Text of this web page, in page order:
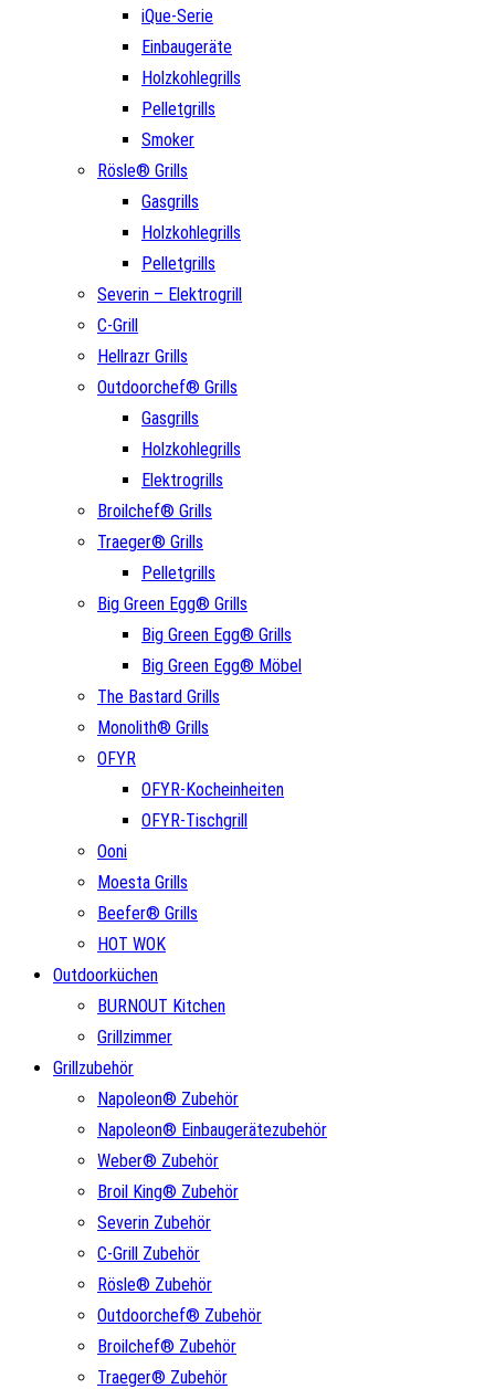
iQue-Serie
Einbaugeräte
Holzkohlegrills
Pelletgrills
Smoker
Rösle® Grills
Gasgrills
Holzkohlegrills
Pelletgrills
Severin – Elektrogrill
C-Grill
Hellrazr Grills
Outdoorchef® Grills
Gasgrills
Holzkohlegrills
Elektrogrills
Broilchef® Grills
Traeger® Grills
Pelletgrills
Big Green Egg® Grills
Big Green Egg® Grills
Big Green Egg® Möbel
The Bastard Grills
Monolith® Grills
OFYR
OFYR-Kocheinheiten
OFYR-Tischgrill
Ooni
Moesta Grills
Beefer® Grills
HOT WOK
Outdoorküchen
BURNOUT Kitchen
Grillzimmer
Grillzubehör
Napoleon® Zubehör
Napoleon® Einbaugerätezubehör
Weber® Zubehör
Broil King® Zubehör
Severin Zubehör
C-Grill Zubehör
Rösle® Zubehör
Outdoorchef® Zubehör
Broilchef® Zubehör
Traeger® Zubehör